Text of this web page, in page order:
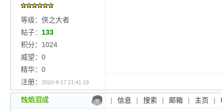
等级：侠之大者
帖子： 133
积分：1024
威望：0
精华：0
注册：
2010-9-17 21:41:19
烛焰泪成 | 信息 | 搜索 | 邮箱 | 主页 |